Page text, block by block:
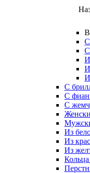
С
С
С
С
Из
Из
Из